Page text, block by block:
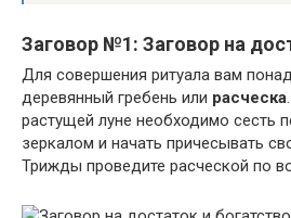
Заговор №1: Заговор на
Для совершения ритуала вам
деревянный гребень или расческа
растущей луне необходимо сесть
зеркалом и начать причесывать
Трижды проведите расческой по